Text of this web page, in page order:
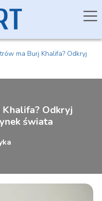
ma Burj Khalifa? Odkryj
Odkryj
świata